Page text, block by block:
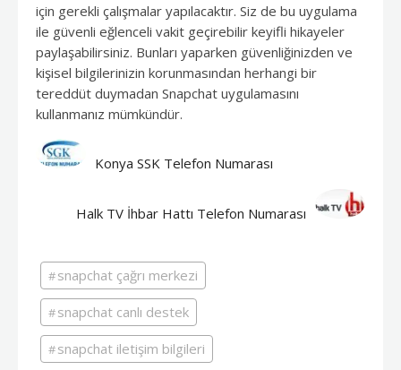
için gerekli çalışmalar yapılacaktır. Siz de bu uygulama
ile güvenli eğlenceli vakit geçirebilir keyifli hikayeler
paylaşabilirsiniz. Bunları yaparken güvenliğinizden ve
kişisel bilgilerinizin korunmasından herhangi bir
tereddüt duymadan Snapchat uygulamasını
kullanmanız mümkündür.
Konya SSK Telefon Numarası
Halk TV İhbar Hattı Telefon Numarası
snapchat çağrı merkezi
snapchat canlı destek
snapchat iletişim bilgileri